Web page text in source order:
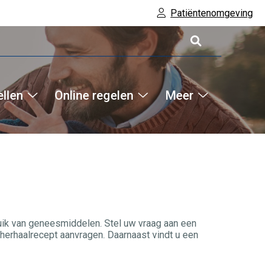
Patiëntenomgeving
Online
bestellen
Online regelen
Online
regelen
Meer
Meer
submenu
van geneesmiddelen. Stel uw vraag aan een
aanvragen. Daarnaast vindt u een